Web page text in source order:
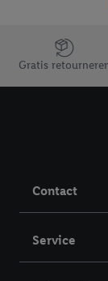
Jouw voordelen
Gratis
Contact
Service